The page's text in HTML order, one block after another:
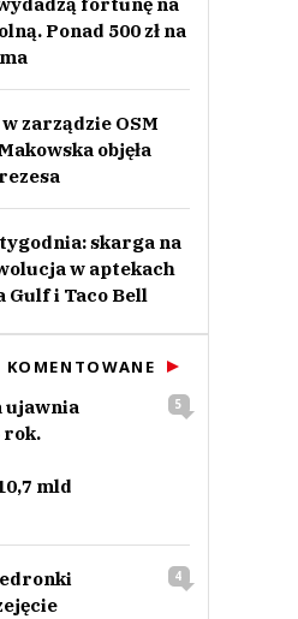
Ponad 500 zł na
zarządzie OSM
objęła
tygodnia: skarga na
w aptekach
Gulf i Taco Bell
KOMENTOWANE
ujawnia
rok.
mld
5
4